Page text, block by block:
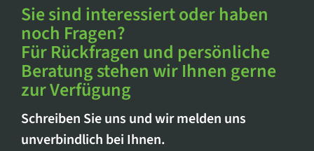
Sie sind interessiert oder haben
noch Fragen?
Für Rückfragen und persönliche
Beratung stehen wir Ihnen gerne
zur Verfügung
Schreiben Sie uns und wir melden uns
unverbindlich bei Ihnen.